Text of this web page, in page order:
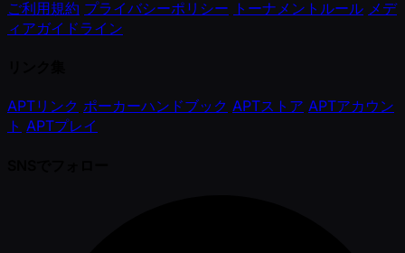
ご利用規約 プライバシーポリシー トーナメントルール メデ
ィアガイドライン
APTリンク ポーカーハンドブック APTストア APTアカウン
ト APTプレイ